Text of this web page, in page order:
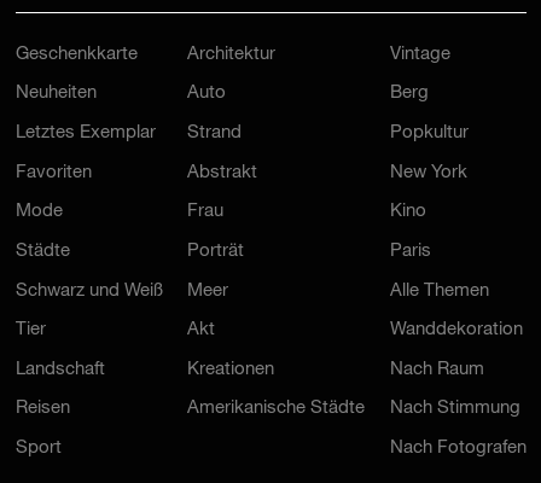
Geschenkkarte
Neuheiten
Letztes Exemplar
Favoriten
Mode
Städte
Schwarz und Weiß
Tier
Landschaft
Reisen
Sport
Architektur
Auto
Strand
Abstrakt
Frau
Porträt
Meer
Akt
Kreationen
Amerikanische Städte
Vintage
Berg
Popkultur
New York
Kino
Paris
Alle Themen
Wanddekoration
Nach Raum
Nach Stimmung
Nach Fotografen